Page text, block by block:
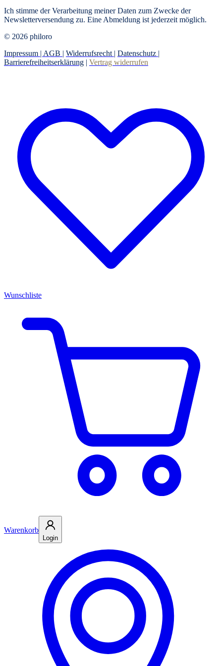
Ich stimme der Verarbeitung meiner Daten zum Zwecke der
Newsletterversendung zu. Eine Abmeldung ist jederzeit möglich.
© 2026 philoro
Impressum | AGB | Widerrufsrecht | Datenschutz |
Barrierefreiheitserklärung | Vertrag widerrufen
Wunschliste
Warenkorb
Login